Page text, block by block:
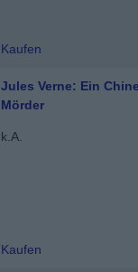
Kaufen
Jules Verne: Ein
Mörder
k.A.
Kaufen